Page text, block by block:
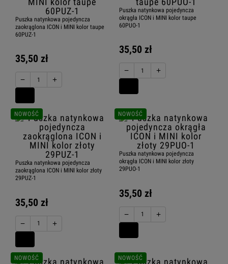
Puszka natynkowa pojedyncza
zaokrąglona ICON i MINI kolor taupe
60PUZ-1
35,50 zł
− +
Puszka natynkowa pojedyncza
okrągła ICON i MINI kolor taupe
60PUO-1
35,50 zł
− +
Puszka natynkowa pojedyncza
zaokrąglona ICON i MINI kolor złoty
29PUZ-1
35,50 zł
− +
NOWOŚĆ
Puszka natynkowa pojedyncza
okrągła ICON i MINI kolor złoty
29PUO-1
35,50 zł
− +
NOWOŚĆ
NOWOŚĆ NOWOŚĆ